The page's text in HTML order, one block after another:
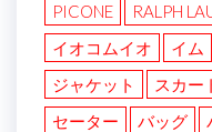
PICONE
RALPH
イオコムイオ
イム
ジャケット
スカー
セーター
バッグ